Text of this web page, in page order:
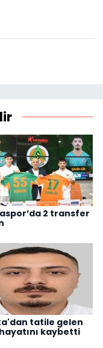
2 transfer
tatile gelen
kaybetti